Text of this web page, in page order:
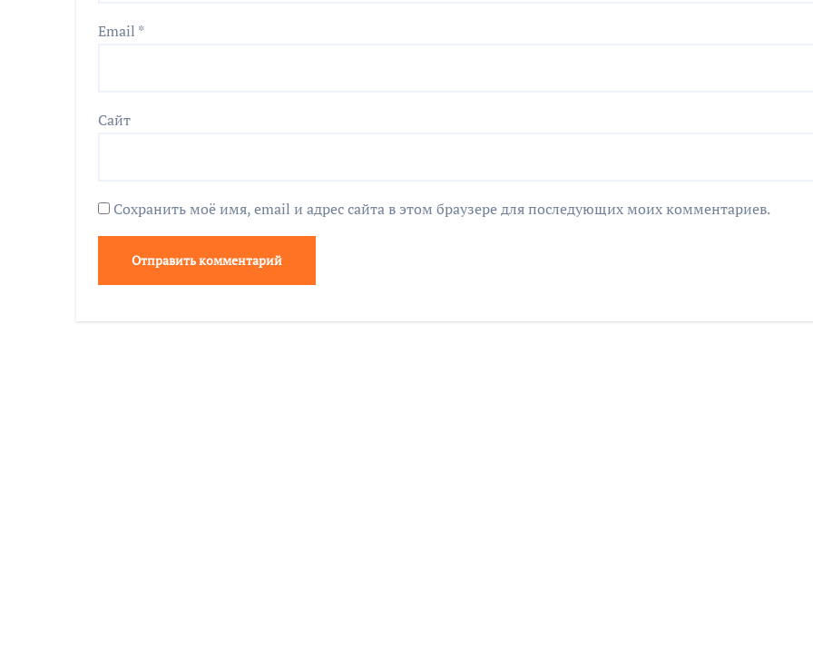
Email *
Сайт
Сохранить моё имя, email и адрес сайта в этом браузере для последующих моих комментариев.